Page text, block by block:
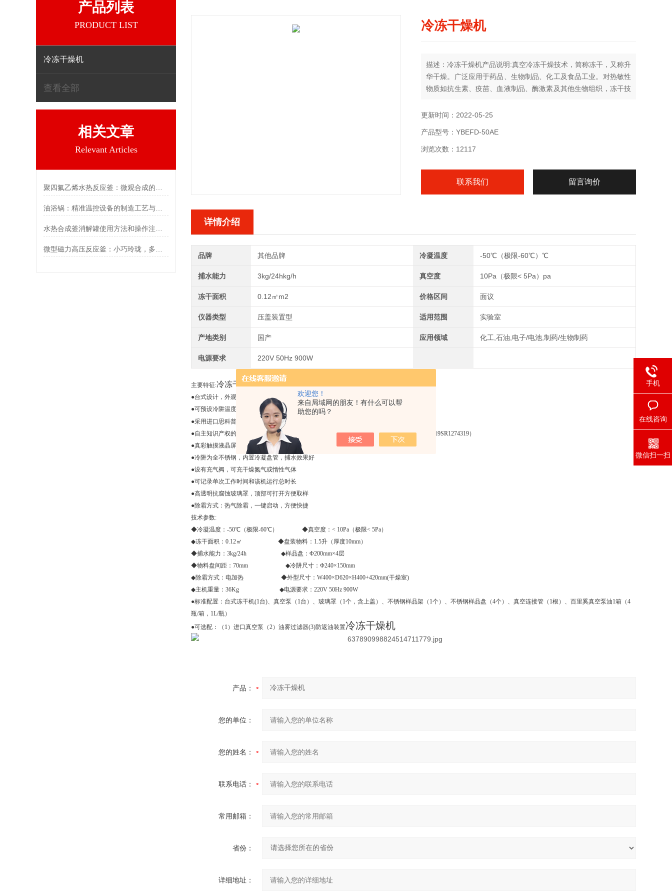
欢迎您！
来自局域网的朋友！有什么可以帮
助您的吗？
冷冻干燥机
描述：冷冻干燥机产品说明:真空冷冻干燥技术，简称冻干，又称升
华干燥。广泛应用于药品、生物制品、化工及食品工业。对热敏性
物质如抗生素、疫苗、血液制品、酶激素及其他生物组织，冻干技
更新时间：2022-05-25
产品型号：YBEFD-50AE
浏览次数：12117
联系我们 留言询价
详情介绍
品牌 其他品牌 冷凝温度 -50℃（极限-60℃）℃
捕水能力 3kg/24hkg/h 真空度 10Pa（极限< 5Pa）pa
冻干面积 0.12㎡m2 价格区间 面议
仪器类型 压盖装置型 适用范围 实验室
产地类别 国产 应用领域 化工,石油,电子/电池,制药/生物制药
电源要求 220V 50Hz 900W
主要特征:冷冻干燥机
●台式设计，外观紧凑，占用面积小，便于搬运
●可预设冷阱温度，低于预设温度时才启动真空泵，有效保护真空泵
●采用进口思科普压缩机制冷，冷凝温度低
●自主知识产权的软件操作系统（具备3项软件著作权：2019SR1119327，2019SR1369020，2019SR1274319）
●真彩触摸液晶屏，实时记录显示冷阱温度、样品温度、真空度，可通过USB导出数据
●冷阱为全不锈钢，内置冷凝盘管，捕水效果好
●设有充气阀，可充干燥氮气或惰性气体
●可记录单次工作时间和该机运行总时长
●高透明抗腐蚀玻璃罩，顶部可打开方便取样
●除霜方式：热气除霜，一键启动，方便快捷
技术参数:
◆冷凝温度： -50℃ （极限-60℃） ◆真空度： < 10Pa（极限< 5Pa）
◆冻干面积： 0.12㎡
◆盘装物料：1.5升（厚度10mm）
◆捕水能力：3kg/24h
◆样品盘： Φ200mm×4层
◆物料盘间距： 70mm ◆冷阱尺寸： Φ240×150mm
◆除霜方式：电加热 ◆外型尺寸： W400×D620×H400+420mm(干燥室)
◆主机重量： 36Kg ◆电源要求： 220V 50Hz 900W
●标准配置 ：台式冻干机(1台)、真空泵（1台）、玻璃罩（1个，含上盖）、不锈钢样品架（1个）、不锈钢样品盘（4个）、真空连接管（1根）、百里奚真空泵油1箱（4
瓶/箱，1L/瓶）
●可选配：（1）进口真空泵（2）油雾过滤器(3)防返油装置冷冻干燥机
产品：
您的单位：
您的姓名：
联系电话：
常用邮箱：
省份：
详细地址：
产品列表
PRODUCT LIST
冷冻干燥机
查看全部
相关文章
Relevant Articles
油浴锅：精准温控设备的制造工艺与核心逻辑
手机
在线咨询
微信扫一扫